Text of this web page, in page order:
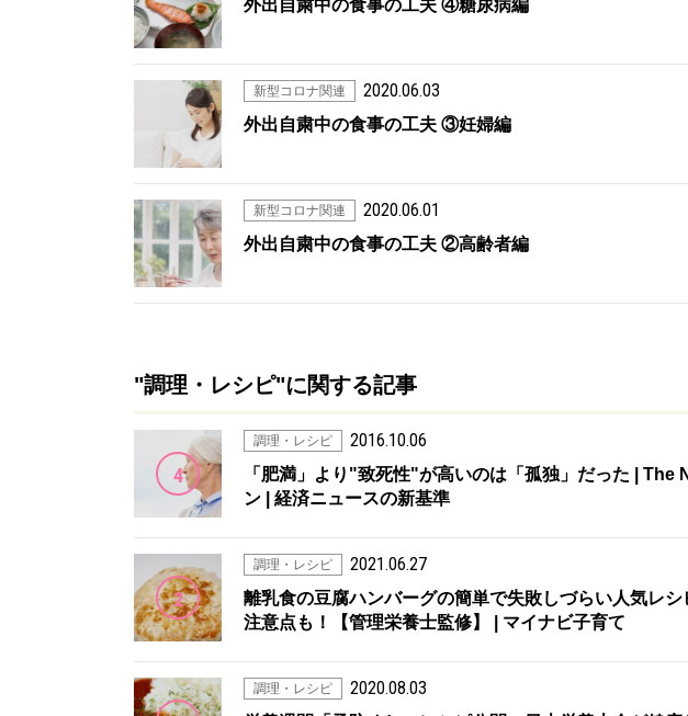
外出自粛中の食事の工夫 ④糖尿病編
新型コロナ関連 2020.06.03
外出自粛中の食事の工夫 ③妊婦編
新型コロナ関連 2020.06.01
外出自粛中の食事の工夫 ②高齢者編
"調理・レシピ"に関する記事
4
調理・レシピ 2016.10.06
「肥満」より"致死性"が高いのは「孤独」だった | The
ン | 経済ニュースの新基準
2
調理・レシピ 2021.06.27
離乳食の豆腐ハンバーグの簡単で失敗しづらい人気レ
注意点も！【管理栄養士監修】 | マイナビ子育て
調理・レシピ 2020.08.03